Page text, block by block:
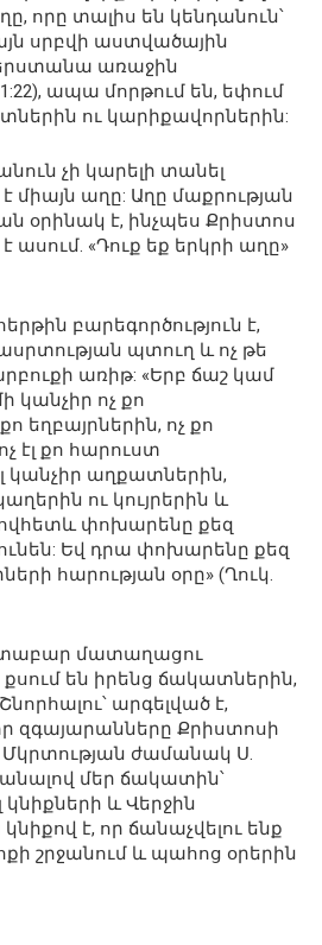
որը տալիս են կենդանուն՝
սրբվի աստվածային
առաջին
1:22), ապա մորթում են, եփում
ու կարիքավորներին:
չի կարելի տանել
միայն աղը: Աղը մաքրության
օրինակ է, ինչպես Քրիստոս
ասում. «Դուք եք երկրի աղը»
բարեգործություն է,
պտուղ և ոչ թե
առիթ: «Երբ ճաշ կամ
կանչիր ոչ քո
եղբայրներին, ոչ քո
էլ քո հարուստ
կանչիր աղքատներին,
ու կույրերին և
փոխարենը քեզ
Եվ դրա փոխարենը քեզ
հարության օրը» (Ղուկ.
մատաղացու
են իրենց ճակատներին,
արգելված է,
զգայարանները Քրիստոսի
Մկրտության ժամանակ Ս.
մեր ճակատին՝
կնիքների և Վերջին
է, որ ճանաչվելու ենք
շրջանում և պահոց օրերին